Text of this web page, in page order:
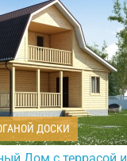
ДОСКИ